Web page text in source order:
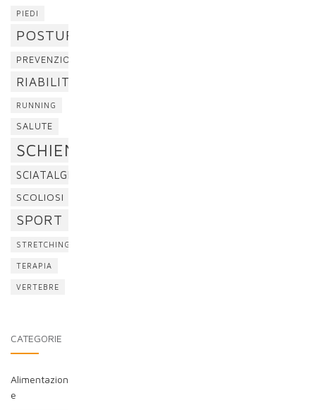
PIEDI
POSTURA
PREVENZIONE
RIABILITAZIONE
RUNNING
SALUTE
SCHIENA
SCIATALGIA
SCOLIOSI
SPORT
STRETCHING
TERAPIA
VERTEBRE
CATEGORIE
Alimentazion
e